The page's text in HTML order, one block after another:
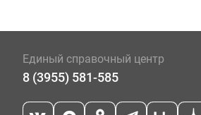
Единый справочный центр
8 (3955) 581-585